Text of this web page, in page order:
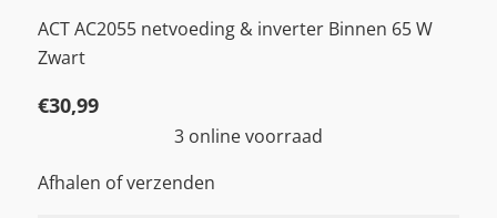
ACT AC2055 netvoeding & inverter Binnen 65 W
Zwart
€30,99
3 online voorraad
Afhalen of verzenden